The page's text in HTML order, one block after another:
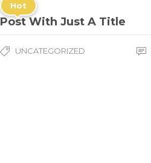
Hot
Post With Just A Title
UNCATEGORIZED